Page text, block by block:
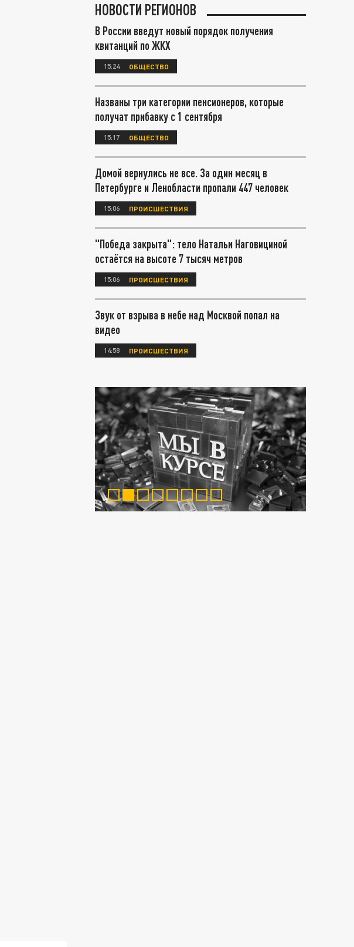
НОВОСТИ РЕГИОНОВ
В России введут новый порядок получения
квитанций по ЖКХ
15:24 ОБЩЕСТВО
Названы три категории пенсионеров, которые
получат прибавку с 1 сентября
15:17 ОБЩЕСТВО
Домой вернулись не все. За один месяц в
Петербурге и Ленобласти пропали 447 человек
15:06 ПРОИСШЕСТВИЯ
"Победа закрыта": тело Натальи Наговициной
остаётся на высоте 7 тысяч метров
15:06 ПРОИСШЕСТВИЯ
Звук от взрыва в небе над Москвой попал на
видео
14:58 ПРОИСШЕСТВИЯ